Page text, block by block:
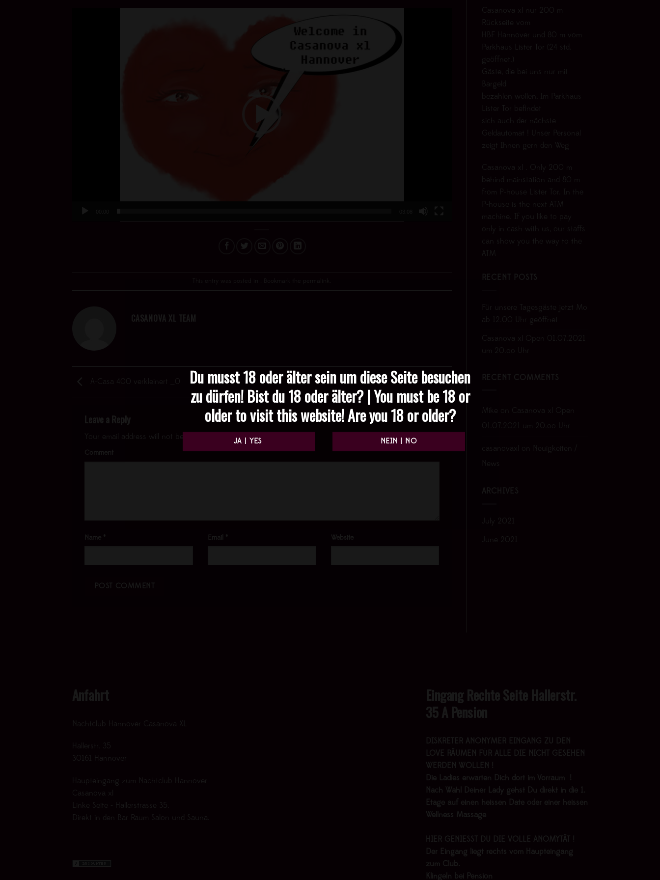
Du musst 18 oder älter sein um diese Seite besuchen
zu dürfen! Bist du 18 oder älter? | You must be 18 or
older to visit this website! Are you 18 or older?
This entry was posted in . Bookmark the permalink
CASANOVA XL TEAM
A-Casa 400 verkleinert _0
Leave a Reply
Your email address will not be published. Required fields are marked
Comment
Name * Email * Website
Casanova xl nur 200 m
Rückseite vom
HBF Hannover und 80 m vom
Parkhaus Lister Tor (24 std.
Gäste, die bei uns nur mit
Bargeld
bezahlen wollen, Im Parkhaus
Lister Tor befindet
sich auch der nächste
Geldautomat ! Unser Personal
zeigt Ihnen gern den Weg
Casanova xl . Only 200 m
behind mainstation and 80 m
from P-house Lister Tor. In the
P-house is the next ATM
machine. If you like to pay
only in cash with us, our staffs
can show you the way to the
ATM
RECENT POSTS
Für unsere Tagesgäste jetzt Mo
ab 12.00 Uhr geöffnet
Casanova xl Open 01.07.2021
um 20.oo Uhr
RECENT COMMENTS
Mike
Casanova xl Open
01.07.2021 um 20.oo Uhr
casanovaxl
Neuigkeiten /
News
ARCHIVES
July 2021
June 2021
Anfahrt
Nachtclub Hannover Casanova XL
Hallerstr. 35
30161 Hannover
Haupteingang zum Nachtclub Hannover
Casanova xl
Linke Seite - Hallerstrasse 35.
Direkt in den Bar Raum Salon und Sauna.
Eingang Rechte Seite Hallerstr.
35 A Pension
DISKRETER ANONYMER EINGANG ZU DEN
LOVE RÄUMEN FÜR ALLE DIE NICHT GESEHEN
WERDEN WOLLEN !
Die Ladies erwarten Dich dort im Vorraum !
Nach Wahl Deiner Lady gehst Du direkt in die 1.
Etage auf einen heissen Date oder einer heissen
Wellness Massage
HIER GENIESST DU DIE VOLLE ANOMYTÄT !
Der Eingang liegt rechts vom Haupteingang
zum Club.
Klingeln bei Pension